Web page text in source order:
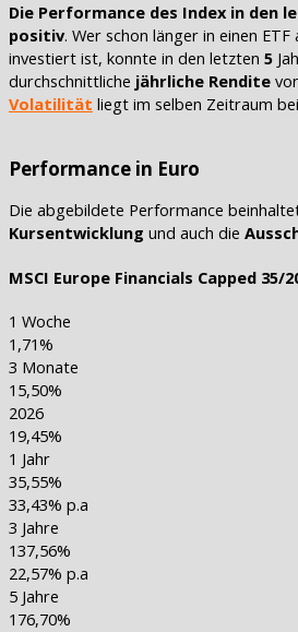
Die Performance des Index in den
positiv. Wer schon länger in einen
investiert ist, konnte in den letzten 5
durchschnittliche jährliche Rendite
Volatilität liegt im selben Zeitraum bei
Performance in Euro
Die abgebildete Performance
Kursentwicklung und auch die
MSCI Europe Financials Capped 35/
1 Woche
1,71%
3 Monate
15,50%
2026
19,45%
1 Jahr
35,55%
33,43% p.a
3 Jahre
137,56%
22,57% p.a
5 Jahre
176,70%